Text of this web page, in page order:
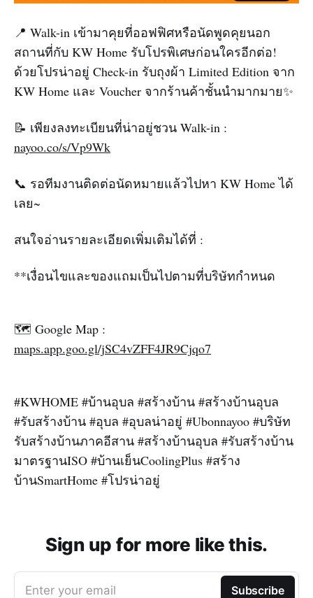
📍 Walk-in เข้ามาคุยที่ออฟฟิศหรือนัดพูดคุยนอก
สถานที่กับ KW Home รับโปรพิเศษก่อนใครอีกต่อ!
ด้วยโปรน่าอยู่ Check-in รับถุงผ้า Limited Edition จาก
KW Home และ Voucher จากร้านค้าชั้นนำมากมาย✨
📝 เพียงลงทะเบียนที่น่าอยู่ชวน Walk-in :
nayoo.co/s/Vp9Wk
📞 รอทีมงานติดต่อนัดหมายแล้วไปหา KW Home ได้
เลย~
สนใจอ่านรายละเอียดเพิ่มเติมได้ที่ :
**เงื่อนไขและของแถมเป็นไปตามที่บริษัทกำหนด
🗺️ Google Map :
maps.app.goo.gl/jSC4vZFF4JR9Cjqo7
#KWHOME #บ้านอุบล #สร้างบ้าน #สร้างบ้านอุบล
#รับสร้างบ้าน #อุบล #อุบลน่าอยู่ #Ubonnayoo #บริษัท
รับสร้างบ้านภาคอีสาน #สร้างบ้านอุบล #รับสร้างบ้าน
มาตรฐานISO #บ้านเย็นCoolingPlus #สร้าง
บ้านSmartHome #โปรน่าอยู่
Sign up for more like this.
Enter your email Subscribe